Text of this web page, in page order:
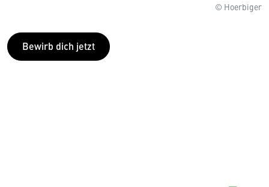
© Hoerbiger
Bewirb dich jetzt